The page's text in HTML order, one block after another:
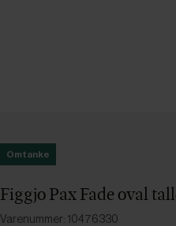
Omtanke
Figgjo Pax Fade oval
Varenummer: 10476330